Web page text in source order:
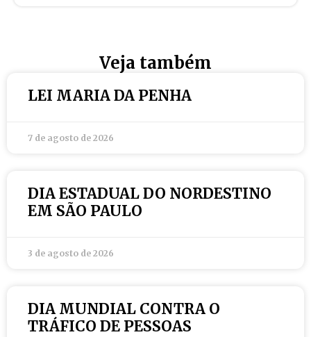
Veja também
LEI MARIA DA PENHA
7 de agosto de 2026
DIA ESTADUAL DO NORDESTINO
EM SÃO PAULO
3 de agosto de 2026
DIA MUNDIAL CONTRA O
TRÁFICO DE PESSOAS